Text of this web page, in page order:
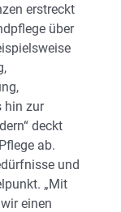
erstreckt
über
hin zur
deckt
ab.
und
„Mit
einen